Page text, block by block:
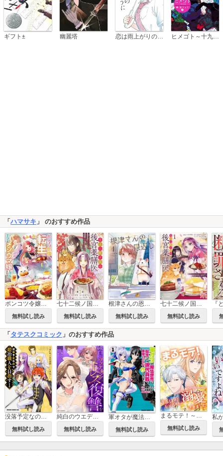
ギフト± 幽麗塔 ヒメゴト～十九歳の制服～
「ハマサキ 」 のおすすめ作品
ポンコツ令嬢に転生したら、もふもふから王子のメシウマ嫁に任命されました【単行本】
無料試し読み
七十二候ノ国の後宮薬膳医 ～見習い陶仙女ですが、もふもふ達とお妃様の問題を解決します～
無料試し読み
根津さんの恩返し【単行本】
無料試し読み
七十二候ノ国の後宮薬膳医 ～見習い陶仙女ですが、もふもふ達とお妃様の問題を解決します～【単行本】
無料試し読み
「 タテスクコミック 」のおすすめ作品
没落予定なので、鍛冶職人を目指す【タテスク】
無料試し読み
純白のウエディングドレスで復讐を【タテスク】
無料試し読み
軍オタが魔法世界に転生したら、現代兵器で軍隊ハーレムを作っちゃいました!?【タテスク】
無料試し読み
まるモテ！～まるいほどモテる世界で溺愛されました～【タテスク】
無料試し読み